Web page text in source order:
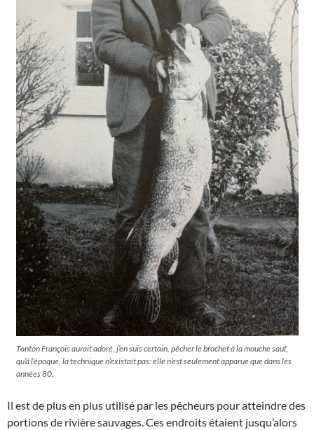
Tonton François aurait adoré, j’en suis certain, pêcher le brochet à la mouche sauf,
qu’à l’époque, la technique n’existait pas: elle n’est seulement apparue que dans les
années 80.
Il est de plus en plus utilisé par les pêcheurs pour atteindre des
portions de rivière sauvages. Ces endroits étaient jusqu’alors